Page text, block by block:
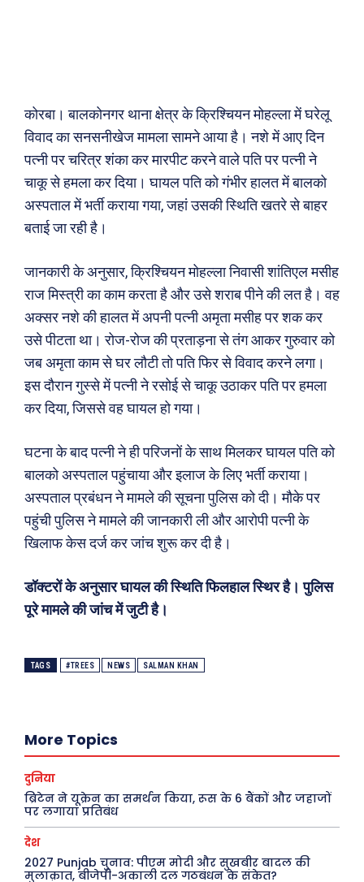
छत्तीसगढ़
दुनिया
राजनीति
सरकारी योजना
वो ख़्वाबों के दिन
आज का कार्टून
शायरी
मधुर वचन
कोरबा। बालकोनगर थाना क्षेत्र के क्रिश्चियन मोहल्ला में घरेलू
विवाद का सनसनीखेज मामला सामने आया है। नशे में आए दिन
पत्नी पर चरित्र शंका कर मारपीट करने वाले पति पर पत्नी ने
चाकू से हमला कर दिया। घायल पति को गंभीर हालत में बालको
अस्पताल में भर्ती कराया गया, जहां उसकी स्थिति खतरे से बाहर
बताई जा रही है।
जानकारी के अनुसार, क्रिश्चियन मोहल्ला निवासी शांतिएल मसीह
राज मिस्त्री का काम करता है और उसे शराब पीने की लत है। वह
अक्सर नशे की हालत में अपनी पत्नी अमृता मसीह पर शक कर
उसे पीटता था। रोज-रोज की प्रताड़ना से तंग आकर गुरुवार को
जब अमृता काम से घर लौटी तो पति फिर से विवाद करने लगा।
इस दौरान गुस्से में पत्नी ने रसोई से चाकू उठाकर पति पर हमला
कर दिया, जिससे वह घायल हो गया।
घटना के बाद पत्नी ने ही परिजनों के साथ मिलकर घायल पति को
बालको अस्पताल पहुंचाया और इलाज के लिए भर्ती कराया।
अस्पताल प्रबंधन ने मामले की सूचना पुलिस को दी। मौके पर
पहुंची पुलिस ने मामले की जानकारी ली और आरोपी पत्नी के
खिलाफ केस दर्ज कर जांच शुरू कर दी है।
डॉक्टरों के अनुसार घायल की स्थिति फिलहाल स्थिर है। पुलिस
पूरे मामले की जांच में जुटी है।
TAGS #TREES NEWS SALMAN KHAN
More Topics
दुनिया
ब्रिटेन ने यूक्रेन का समर्थन किया, रूस के 6 बैंकों और जहाजों
पर लगाया प्रतिबंध
देश
2027 Punjab चुनाव: पीएम मोदी और सुखबीर बादल की
मुलाक़ात, बीजेपी-अकाली दल गठबंधन के संकेत?